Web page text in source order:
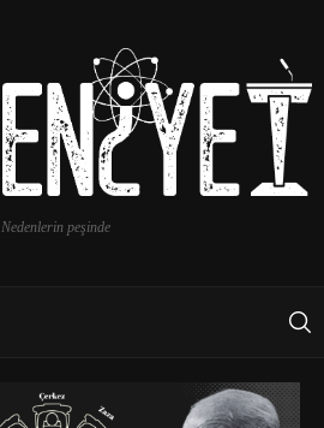
Nedenlerin peşinde